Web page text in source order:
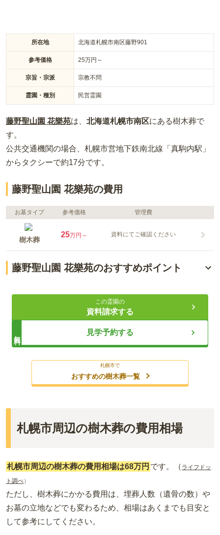
所在地 北海道札幌市南区藤野901
参考価格 25万円～
宗旨・宗派 宗教不問
霊園・種別 民営霊園
藤野聖山園 花樂苑は、 北海道札幌市南区にある樹木葬で
す。
公共交通機関の場合、札幌市営地下鉄南北線「真駒内駅」
からタクシーで約17分です。
藤野聖山園 花樂苑の費用
お墓タイプ 参考価格 管理費
樹木葬
25万円～ 資料にてご確認ください
藤野聖山園 花樂苑のおすすめポイント
深い森に囲まれた静かな環境
バリエーションに富んだ区画
バリアフリー対応設計
ライフドット編集部
は、バラと眠る永代使用墓エリア、ヤマモミジと眠るエリアの
二つのエリアがあります。また、どちらのエリアも、ペットと
ます。
この霊園の
資料請求する
見学予約する
札幌市で
おすすめの樹木葬一覧
札幌市周辺の樹木葬の費用相場
札幌市周辺の樹木葬の費用相場は68万円 です。（ ライフドッ
ト調べ）
ただし、樹木葬にかかる費用は、埋葬人数（遺骨の数）や
お墓の立地などでも変わるため、相場はあくまでも目安と
して参考にしてください。